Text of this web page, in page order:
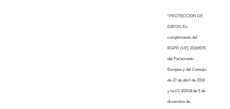
“PROTECCION DE
DATOS: En
cumplimiento del
RGPD (UE) 2016/679
del Parlamento
Europeo y del Consejo
de 27 de abril de 2016
y la LO 3/2018 de 5 de
diciembre de